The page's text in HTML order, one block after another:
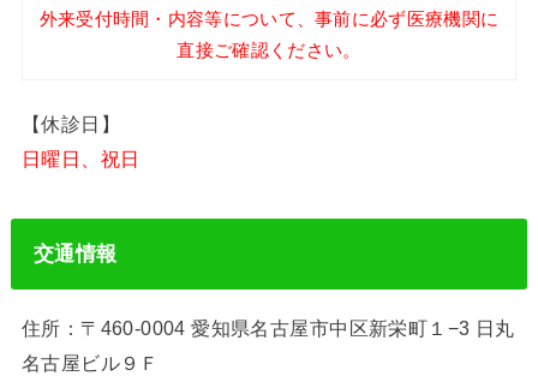
外来受付時間・内容等について、事前に必ず医療機関に
直接ご確認ください。
【休診日】
日曜日、祝日
交通情報
住所：〒460-0004 愛知県名古屋市中区新栄町１−3 日丸
名古屋ビル９Ｆ